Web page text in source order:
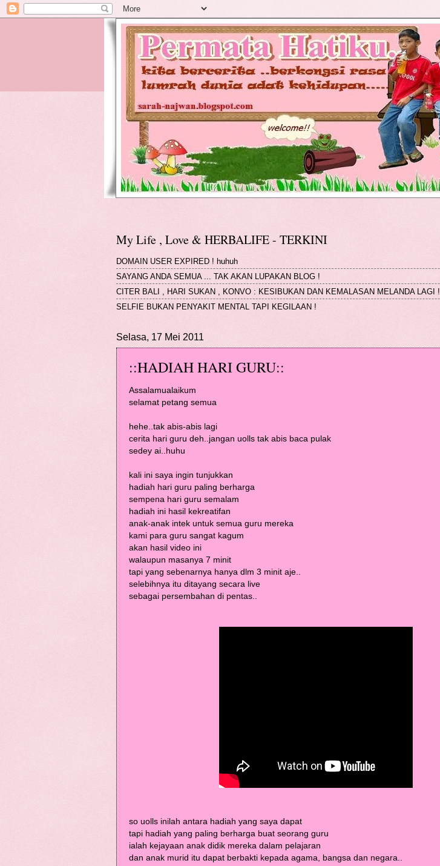
My Life , Love & HERBALIFE - TERKINI
DOMAIN USER EXPIRED ! huhuh
SAYANG ANDA SEMUA ... TAK AKAN LUPAKAN BLOG !
CITER BALI , HARI SUKAN , KONVO : KESIBUKAN DAN KEMALASAN MELANDA LAGI !
SELFIE BUKAN PENYAKIT MENTAL TAPI KEGILAAN !
Selasa, 17 Mei 2011
::HADIAH HARI GURU::
Assalamualaikum
selamat petang semua
hehe..tak abis-abis lagi
cerita hari guru deh..jangan uolls tak abis baca pulak
sedey ai..huhu
kali ini saya ingin tunjukkan
hadiah hari guru paling berharga
sempena hari guru semalam
hadiah ini hasil kekreatifan
anak-anak intek untuk semua guru mereka
kami para guru sangat kagum
akan hasil video ini
walaupun masanya 7 minit
tapi yang sebenarnya hanya dlm 3 minit aje..
selebihnya itu ditayang secara live
sebagai persembahan di pentas..
so uolls inilah antara hadiah yang saya dapat
tapi hadiah yang paling berharga buat seorang guru
ialah kejayaan anak didik mereka dalam pelajaran
dan anak murid itu dapat berbakti kepada agama, bangsa dan negara..